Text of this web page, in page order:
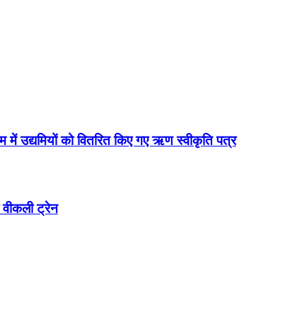
को वितरित किए गए ऋण स्वीकृति पत्र
ट्रेन